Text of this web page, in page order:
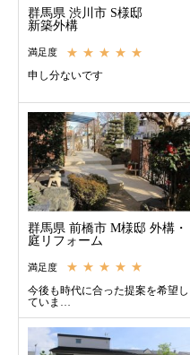
群馬県 渋川市 S様邸
新築外構
満足度 ★★★★★
申し分ないです
群馬県 前橋市 M様邸 外構・
庭リフォーム
満足度 ★★★★★
今後も時代に合った提案を希望し
ていま…